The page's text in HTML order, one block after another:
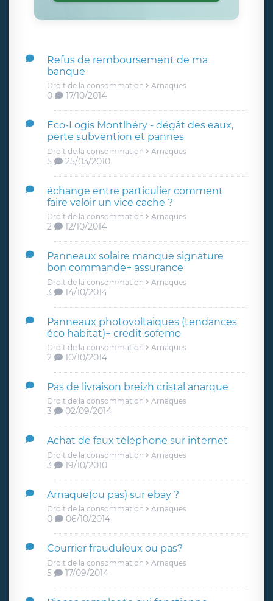
Refus de remboursement de ma
banque
Droit de la consommation Arnaques
0 17/10/2014
Eco-Logis Montlhéry - dégât des eaux,
perte subvention et pannes
Droit de la consommation Arnaques
5 25/03/2010
échange entre particulier comment
faire valoir un vice cache ?
Droit de la consommation Arnaques
2 12/10/2014
Panneaux solaire manque signature
bon commande+ assurance
Droit de la consommation Arnaques
3 14/10/2014
Panneaux photovoltaiques (tendances
éco habitat)+ credit sofemo
Droit de la consommation Arnaques
2 10/10/2014
Pas de livraison breizh cristal anarque
Droit de la consommation Arnaques
3 02/09/2014
Achat de faux téléphone sur internet
Droit de la consommation Arnaques
3 19/10/2010
Arnaque(ou pas) sur ebay ?
Droit de la consommation Arnaques
0 06/10/2014
Courrier frauduleux ou pas?
Droit de la consommation Arnaques
5 17/09/2014